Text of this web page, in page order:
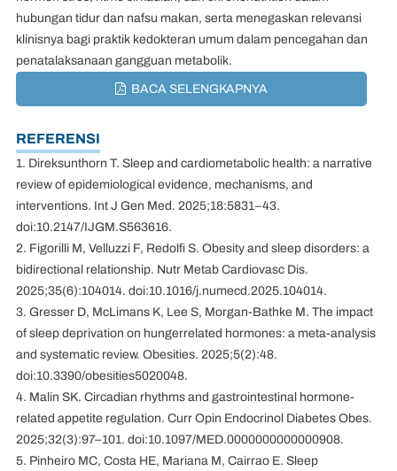
hubungan tidur dan nafsu makan, serta menegaskan relevansi
klinisnya bagi praktik kedokteran umum dalam pencegahan dan
penatalaksanaan gangguan metabolik.
BACA SELENGKAPNYA
REFERENSI
1. Direksunthorn T. Sleep and cardiometabolic health: a narrative
review of epidemiological evidence, mechanisms, and
interventions. Int J Gen Med. 2025;18:5831–43.
doi:10.2147/IJGM.S563616.
2. Figorilli M, Velluzzi F, Redolfi S. Obesity and sleep disorders: a
bidirectional relationship. Nutr Metab Cardiovasc Dis.
2025;35(6):104014. doi:10.1016/j.numecd.2025.104014.
3. Gresser D, McLimans K, Lee S, Morgan-Bathke M. The impact
of sleep deprivation on hungerrelated hormones: a meta-analysis
and systematic review. Obesities. 2025;5(2):48.
doi:10.3390/obesities5020048.
4. Malin SK. Circadian rhythms and gastrointestinal hormone-
related appetite regulation. Curr Opin Endocrinol Diabetes Obes.
2025;32(3):97–101. doi:10.1097/MED.0000000000000908.
5. Pinheiro MC, Costa HE, Mariana M, Cairrao E. Sleep